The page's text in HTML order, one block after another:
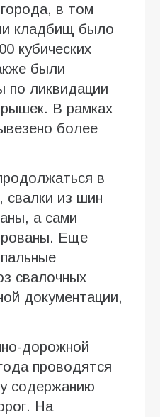
в том
кладбищ было
кубических
были
по ликвидации
В рамках
более
в
свалки из шин
а сами
Еще
свалочных
документации,
дорожной
проводятся
содержанию
На